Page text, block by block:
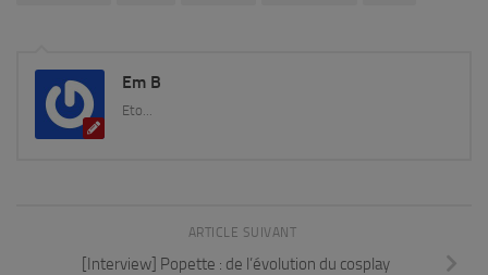
Em B
Eto...
ARTICLE SUIVANT
[Interview] Popette : de l’évolution du cosplay